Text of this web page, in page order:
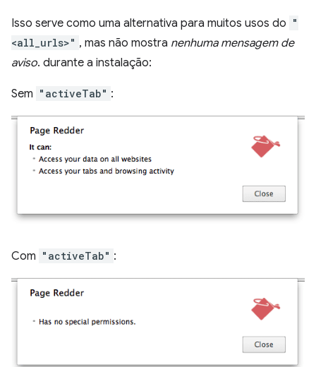
Isso serve como uma alternativa para muitos usos do "
<all_urls>" , mas não mostra nenhuma mensagem de
aviso. durante a instalação:
Sem "activeTab" :
Com "activeTab" :